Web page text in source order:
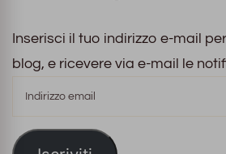
Inserisci il tuo indirizzo e-mail
blog, e ricevere via e-mail le
email